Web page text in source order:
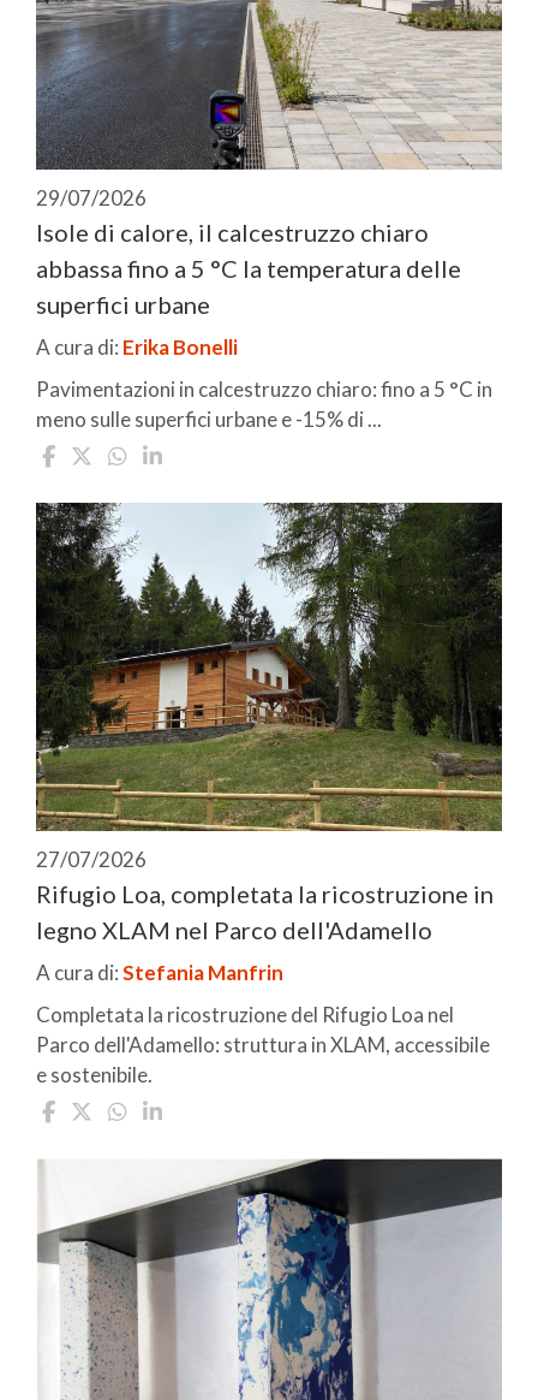
29/07/2026
Isole di calore, il calcestruzzo chiaro
abbassa fino a 5 °C la temperatura delle
superfici urbane
A cura di: Erika Bonelli
Pavimentazioni in calcestruzzo chiaro: fino a 5 °C in
meno sulle superfici urbane e -15% di ...
27/07/2026
Rifugio Loa, completata la ricostruzione in
legno XLAM nel Parco dell'Adamello
A cura di:Stefania Manfrin
Completata la ricostruzione del Rifugio Loa nel
Parco dell'Adamello: struttura in XLAM, accessibile
e sostenibile.